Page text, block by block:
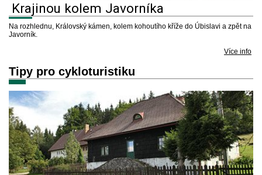
Krajinou kolem Javorníka
Na rozhlednu, Královský kámen, kolem kohoutího kříže do Úbislavi a zpět na
Javorník.
Více info
Tipy pro cykloturistiku